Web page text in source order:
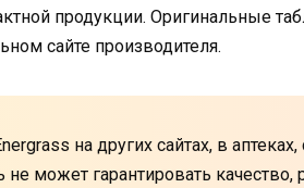
продукции. Оригинальные
сайте производителя.
на других сайтах, в
может гарантировать качество,